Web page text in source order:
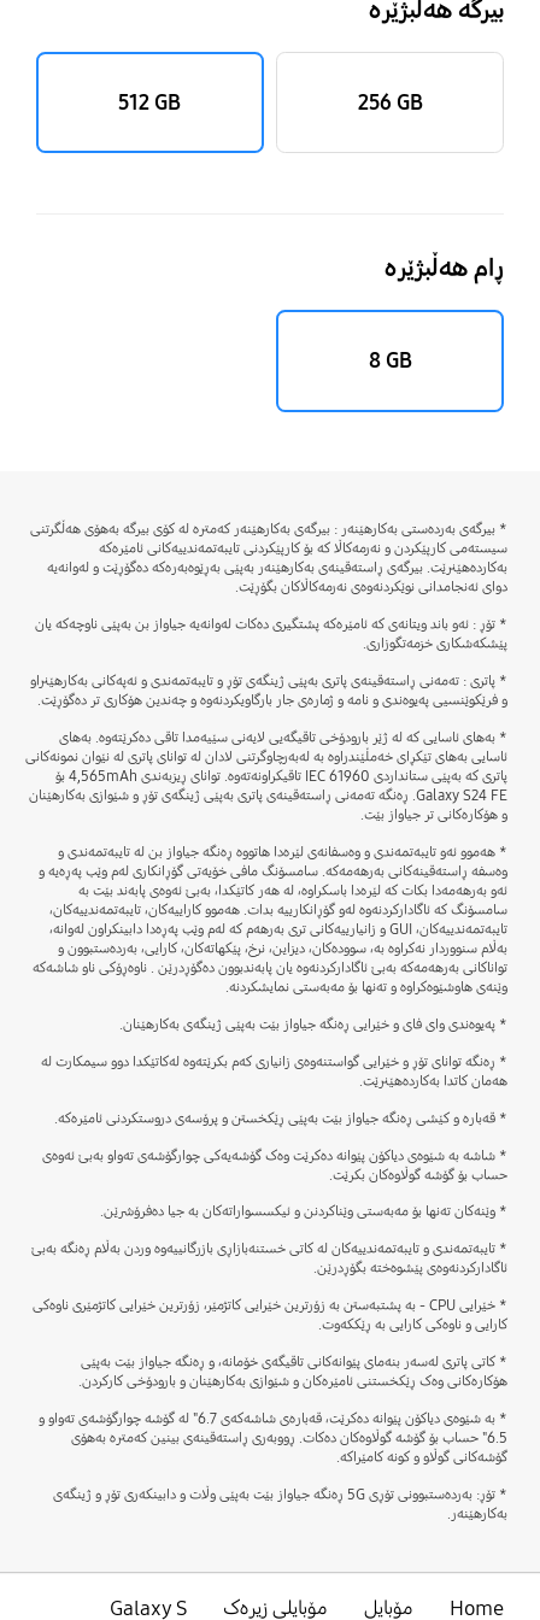
بیرگە هەڵبژێرە
‎256 GB‎
‎512 GB‎
ڕام هەڵبژێرە
‎8 GB‎
* بیرگەی بەردەستی بەکارهێنەر : بیرگەی بەکارهێنەر کەمترە لە کۆی بیرگە بەهۆی هەڵگرتنی
سیستەمی کارپێکردن و نەرمەکاڵا کە بۆ کارپێکردنی تایبەتمەندییەکانی ئامێرەکە
بەکاردەهێنرێت. بیرگەی ڕاستەقینەی بەکارهێنەر بەپێی بەڕێوەبەرەکە دەگۆڕێت و لەوانەیە
دوای ئەنجامدانی نوێکردنەوەی نەرمەکاڵاکان بگۆڕێت.
* تۆڕ : ئەو باند ویتانەی کە ئامێرەکە پشتگیری دەکات لەوانەیە جیاواز بن بەپێی ناوچەکە یان
پێشکەشکاری خزمەتگوزاری.
* پاتری : تەمەنی ڕاستەقینەی پاتری بەپێی ژینگەی تۆڕ و تایبەتمەندی و ئەپەکانی بەکارهێنراو
و فرێکوێنسیی پەیوەندی و نامە و ژمارەی جار بارگاویکردنەوە و چەندین هۆکاری تر دەگۆڕێت.
* بەهای ئاسایی کە لە ژێر بارودۆخی تاقیگەیی لایەنی سێیەمدا تاقی دەکرێتەوە. بەهای
ئاسایی بەهای تێکڕای خەمڵێندراوە بە لەبەرچاوگرتنی لادان لە توانای پاتری لە نێوان نمونەکانی
پاتری کە بەپێی ستانداردی IEC 61960 تاقیکراونەتەوە. توانای ڕیزبەندی 4,565mAh بۆ
Galaxy S24 FE. ڕەنگە تەمەنی ڕاستەقینەی پاتری بەپێی ژینگەی تۆڕ و شێوازی بەکارهێنان
و هۆکارەکانی تر جیاواز بێت.
* هەموو ئەو تایبەتمەندی و وەسفانەی لێرەدا هاتووە ڕەنگە جیاواز بن لە تایبەتمەندی و
وەسفە ڕاستەقینەکانی بەرهەمەکە. سامسۆنگ مافی خۆیەتی گۆڕانکاری لەم وێب پەڕەیە و
ئەو بەرهەمەدا بکات کە لێرەدا باسکراوە، لە هەر کاتێکدا، بەبێ ئەوەی پابەند بێت بە
سامسۆنگ کە ئاگادارکردنەوە لەو گۆڕانکارییە بدات. هەموو کاراییەکان، تایبەتمەندییەکان،
تایبەتمەندییەکان، GUI و زانیارییەکانی تری بەرهەم کە لەم وێب پەڕەدا دابینکراون لەوانە،
بەڵام سنووردار نەکراوە بە، سوودەکان، دیزاین، نرخ، پێکهاتەکان، کارایی، بەردەستبوون و
تواناکانی بەرهەمەکە بەبێ ئاگادارکردنەوە یان پابەندبوون دەگۆڕدرێن . ناوەڕۆکی ناو شاشەکە
وێنەی ھاوشێوەکراوە و تەنها بۆ مەبەستی نمایشکردنە.
* پەیوەندی وای فای و خێرایی ڕەنگە جیاواز بێت بەپێی ژینگەی بەکارهێنان.
* ڕەنگە توانای تۆڕ و خێرایی گواستنەوەی زانیاری کەم بکرێتەوە لەکاتێکدا دوو سیمکارت لە
هەمان کاتدا بەکاردەهێنرێت.
* قەبارە و کێشی ڕەنگە جیاواز بێت بەپێی ڕێکخستن و پرۆسەی دروستکردنی ئامێرەکە.
* شاشە بە شێوەی دیاکۆن پێوانە دەکرێت وەک گۆشەیەکی چوارگۆشەی تەواو بەبێ ئەوەی
حساب بۆ گۆشە گوڵاوەکان بکرێت.
* وێنەکان تەنها بۆ مەبەستی وێناکردنن و ئیکسسواراتەکان بە جیا دەفرۆشرێن.
* تایبەتمەندی و تایبەتمەندییەکان لە کاتی خستنەبازاڕی بازرگانییەوە وردن بەڵام ڕەنگە بەبێ
ئاگادارکردنەوەی پێشوەختە بگۆڕدرێن.
* خێرایی CPU - بە پشتبەستن بە زۆرترین خێرایی کاتژمێر، زۆرترین خێرایی کاتژمێری ناوەکی
کارایی و ناوەکی کارایی بە ڕێککەوت.
* کاتی پاتری لەسەر بنەمای پێوانەکانی تاقیگەی خۆمانە، و ڕەنگە جیاواز بێت بەپێی
هۆکارەکانی وەک ڕێکخستنی ئامێرەکان و شێوازی بەکارهێنان و بارودۆخی کارکردن.
* بە شێوەی دیاکۆن پێوانە دەکرێت، قەبارەی شاشەکەی 6.7" لە گۆشە چوارگۆشەی تەواو و
6.5" حساب بۆ گۆشە گوڵاوەکان دەکات. ڕووبەری ڕاستەقینەی بینین کەمترە بەهۆی
گۆشەکانی گوڵاو و کونە کامێراکە.
* تۆڕ: بەردەستبوونی تۆڕی 5G ڕەنگە جیاواز بێت بەپێی وڵات و دابینکەری تۆڕ و ژینگەی
بەکارهێنەر.
Home مۆبایل مۆبایلی زیرەک
Galaxy S